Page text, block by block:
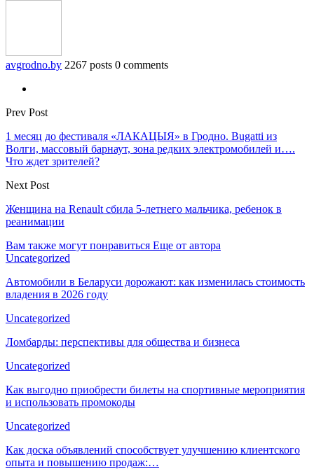
avgrodno.by 2267 posts 0 comments
Prev Post
1 месяц до фестиваля «ЛАКАЦЫЯ» в Гродно. Bugatti из
Волги, массовый барнаут, зона редких электромобилей и….
Что ждет зрителей?
Next Post
Женщина на Renault сбила 5-летнего мальчика, ребенок в
реанимации
Вам также могут понравиться Еще от автора
Uncategorized
Автомобили в Беларуси дорожают: как изменилась стоимость
владения в 2026 году
Uncategorized
Ломбарды: перспективы для общества и бизнеса
Uncategorized
Как выгодно приобрести билеты на спортивные мероприятия
и использовать промокоды
Uncategorized
Как доска объявлений способствует улучшению клиентского
опыта и повышению продаж:…